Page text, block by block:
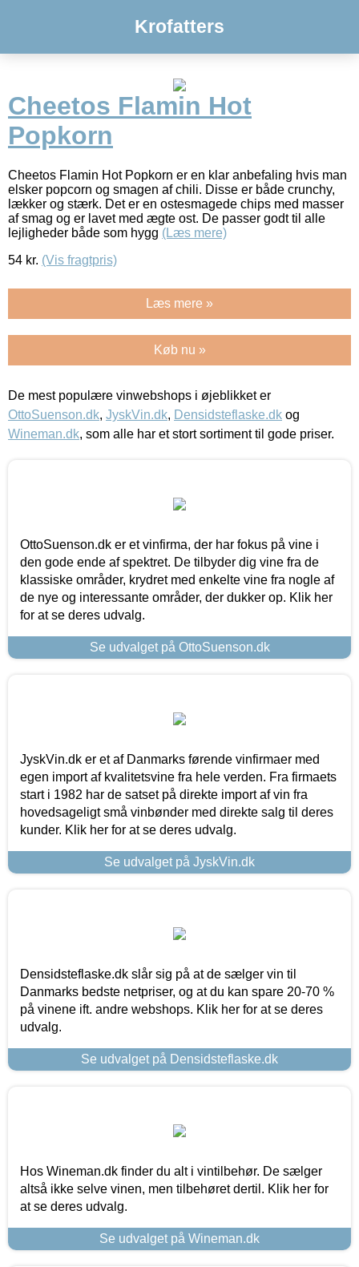
Krofatters
Cheetos Flamin Hot
Popkorn
Cheetos Flamin Hot Popkorn er en klar anbefaling hvis man
elsker popcorn og smagen af chili. Disse er både crunchy,
lækker og stærk. Det er en ostesmagede chips med masser
af smag og er lavet med ægte ost. De passer godt til alle
lejligheder både som hygg (Læs mere)
54 kr. (Vis fragtpris)
Læs mere »
Køb nu »
De mest populære vinwebshops i øjeblikket er
OttoSuenson.dk, JyskVin.dk, Densidsteflaske.dk og
Wineman.dk, som alle har et stort sortiment til gode priser.
OttoSuenson.dk er et vinfirma, der har fokus på vine i
den gode ende af spektret. De tilbyder dig vine fra de
klassiske områder, krydret med enkelte vine fra nogle af
de nye og interessante områder, der dukker op. Klik her
for at se deres udvalg.
Se udvalget på OttoSuenson.dk
JyskVin.dk er et af Danmarks førende vinfirmaer med
egen import af kvalitetsvine fra hele verden. Fra firmaets
start i 1982 har de satset på direkte import af vin fra
hovedsageligt små vinbønder med direkte salg til deres
kunder. Klik her for at se deres udvalg.
Se udvalget på JyskVin.dk
Densidsteflaske.dk slår sig på at de sælger vin til
Danmarks bedste netpriser, og at du kan spare 20-70 %
på vinene ift. andre webshops. Klik her for at se deres
udvalg.
Se udvalget på Densidsteflaske.dk
Hos Wineman.dk finder du alt i vintilbehør. De sælger
altså ikke selve vinen, men tilbehøret dertil. Klik her for
at se deres udvalg.
Se udvalget på Wineman.dk